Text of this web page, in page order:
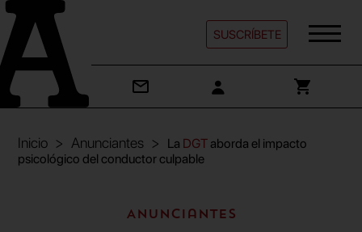
SUSCRÍBETE
Inicio Anunciantes La DGT aborda el impacto
psicológico del conductor culpable
Anunciantes